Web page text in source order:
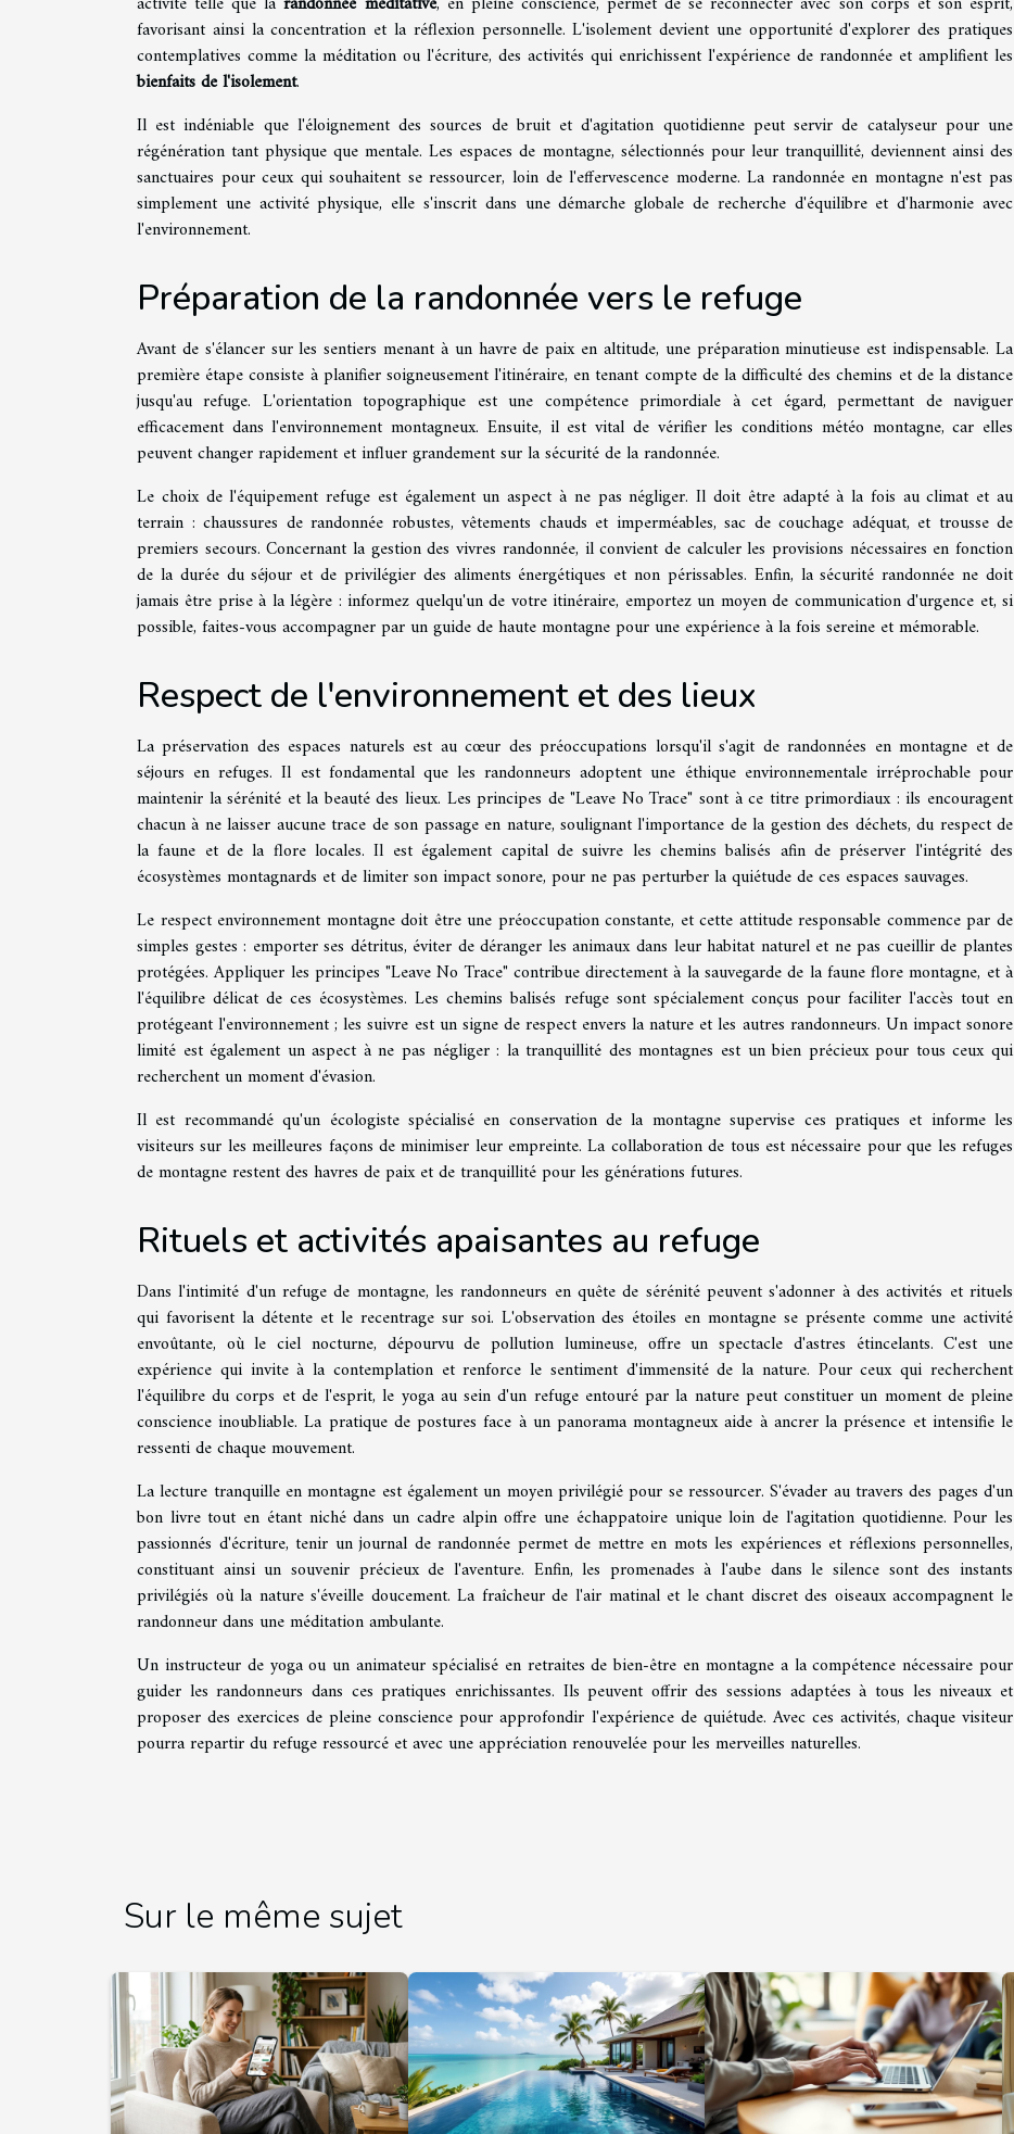
favorisant ainsi la concentration et la réflexion personnelle. L'isolement devient une opportunité d'explorer des pratiques
contemplatives comme la méditation ou l'écriture, des activités qui enrichissent l'expérience de randonnée et amplifient les
bienfaits de l'isolement.
Il est indéniable que l'éloignement des sources de bruit et d'agitation quotidienne peut servir de catalyseur pour une
régénération tant physique que mentale. Les espaces de montagne, sélectionnés pour leur tranquillité, deviennent ainsi des
sanctuaires pour ceux qui souhaitent se ressourcer, loin de l'effervescence moderne. La randonnée en montagne n'est pas
simplement une activité physique, elle s'inscrit dans une démarche globale de recherche d'équilibre et d'harmonie avec
l'environnement.
Préparation de la randonnée vers le refuge
Avant de s'élancer sur les sentiers menant à un havre de paix en altitude, une préparation minutieuse est indispensable. La
première étape consiste à planifier soigneusement l'itinéraire, en tenant compte de la difficulté des chemins et de la distance
jusqu'au refuge. L'orientation topographique est une compétence primordiale à cet égard, permettant de naviguer
efficacement dans l'environnement montagneux. Ensuite, il est vital de vérifier les conditions météo montagne, car elles
peuvent changer rapidement et influer grandement sur la sécurité de la randonnée.
Le choix de l'équipement refuge est également un aspect à ne pas négliger. Il doit être adapté à la fois au climat et au
terrain : chaussures de randonnée robustes, vêtements chauds et imperméables, sac de couchage adéquat, et trousse de
premiers secours. Concernant la gestion des vivres randonnée, il convient de calculer les provisions nécessaires en fonction
de la durée du séjour et de privilégier des aliments énergétiques et non périssables. Enfin, la sécurité randonnée ne doit
jamais être prise à la légère : informez quelqu'un de votre itinéraire, emportez un moyen de communication d'urgence et, si
possible, faites-vous accompagner par un guide de haute montagne pour une expérience à la fois sereine et mémorable.
Respect de l'environnement et des lieux
La préservation des espaces naturels est au cœur des préoccupations lorsqu'il s'agit de randonnées en montagne et de
séjours en refuges. Il est fondamental que les randonneurs adoptent une éthique environnementale irréprochable pour
maintenir la sérénité et la beauté des lieux. Les principes de "Leave No Trace" sont à ce titre primordiaux : ils encouragent
chacun à ne laisser aucune trace de son passage en nature, soulignant l'importance de la gestion des déchets, du respect de
la faune et de la flore locales. Il est également capital de suivre les chemins balisés afin de préserver l'intégrité des
écosystèmes montagnards et de limiter son impact sonore, pour ne pas perturber la quiétude de ces espaces sauvages.
Le respect environnement montagne doit être une préoccupation constante, et cette attitude responsable commence par de
simples gestes : emporter ses détritus, éviter de déranger les animaux dans leur habitat naturel et ne pas cueillir de plantes
protégées. Appliquer les principes "Leave No Trace" contribue directement à la sauvegarde de la faune flore montagne, et à
l'équilibre délicat de ces écosystèmes. Les chemins balisés refuge sont spécialement conçus pour faciliter l'accès tout en
protégeant l'environnement ; les suivre est un signe de respect envers la nature et les autres randonneurs. Un impact sonore
limité est également un aspect à ne pas négliger : la tranquillité des montagnes est un bien précieux pour tous ceux qui
recherchent un moment d'évasion.
Il est recommandé qu'un écologiste spécialisé en conservation de la montagne supervise ces pratiques et informe les
visiteurs sur les meilleures façons de minimiser leur empreinte. La collaboration de tous est nécessaire pour que les refuges
de montagne restent des havres de paix et de tranquillité pour les générations futures.
Rituels et activités apaisantes au refuge
Dans l'intimité d'un refuge de montagne, les randonneurs en quête de sérénité peuvent s'adonner à des activités et rituels
qui favorisent la détente et le recentrage sur soi. L'observation des étoiles en montagne se présente comme une activité
envoûtante, où le ciel nocturne, dépourvu de pollution lumineuse, offre un spectacle d'astres étincelants. C'est une
expérience qui invite à la contemplation et renforce le sentiment d'immensité de la nature. Pour ceux qui recherchent
l'équilibre du corps et de l'esprit, le yoga au sein d'un refuge entouré par la nature peut constituer un moment de pleine
conscience inoubliable. La pratique de postures face à un panorama montagneux aide à ancrer la présence et intensifie le
ressenti de chaque mouvement.
La lecture tranquille en montagne est également un moyen privilégié pour se ressourcer. S'évader au travers des pages d'un
bon livre tout en étant niché dans un cadre alpin offre une échappatoire unique loin de l'agitation quotidienne. Pour les
passionnés d'écriture, tenir un journal de randonnée permet de mettre en mots les expériences et réflexions personnelles,
constituant ainsi un souvenir précieux de l'aventure. Enfin, les promenades à l'aube dans le silence sont des instants
privilégiés où la nature s'éveille doucement. La fraîcheur de l'air matinal et le chant discret des oiseaux accompagnent le
randonneur dans une méditation ambulante.
Un instructeur de yoga ou un animateur spécialisé en retraites de bien-être en montagne a la compétence nécessaire pour
guider les randonneurs dans ces pratiques enrichissantes. Ils peuvent offrir des sessions adaptées à tous les niveaux et
proposer des exercices de pleine conscience pour approfondir l'expérience de quiétude. Avec ces activités, chaque visiteur
pourra repartir du refuge ressourcé et avec une appréciation renouvelée pour les merveilles naturelles.
Sur le même sujet